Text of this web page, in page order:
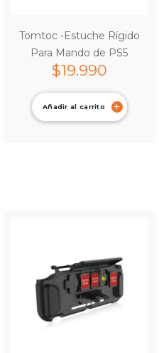
Tomtoc -Estuche Rígido
Para Mando de PS5
$19.990
Añadir al carrito